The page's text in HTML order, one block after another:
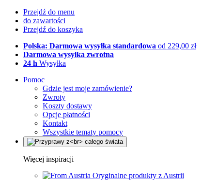
Przejdź do menu
do zawartości
Przejdź do koszyka
Polska: Darmowa wysyłka standardowa od 229,00 zł
Darmowa wysyłka zwrotna
24 h Wysyłka
Pomoc
Gdzie jest moje zamówienie?
Zwroty
Koszty dostawy
Opcje płatności
Kontakt
Wszystkie tematy pomocy
Więcej inspiracji
Oryginalne produkty z Austrii